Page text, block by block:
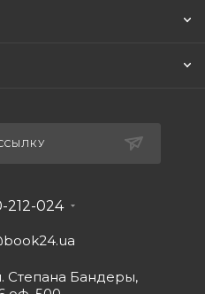
212-024
Степана Бандеры,